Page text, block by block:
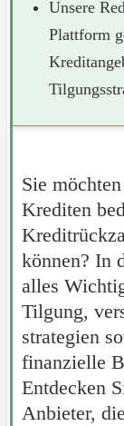
Unsere
Plattform
Sie
Krediten
können? In
alles
Tilgung,
strategien
finanzielle
Entdecken
Anbieter,